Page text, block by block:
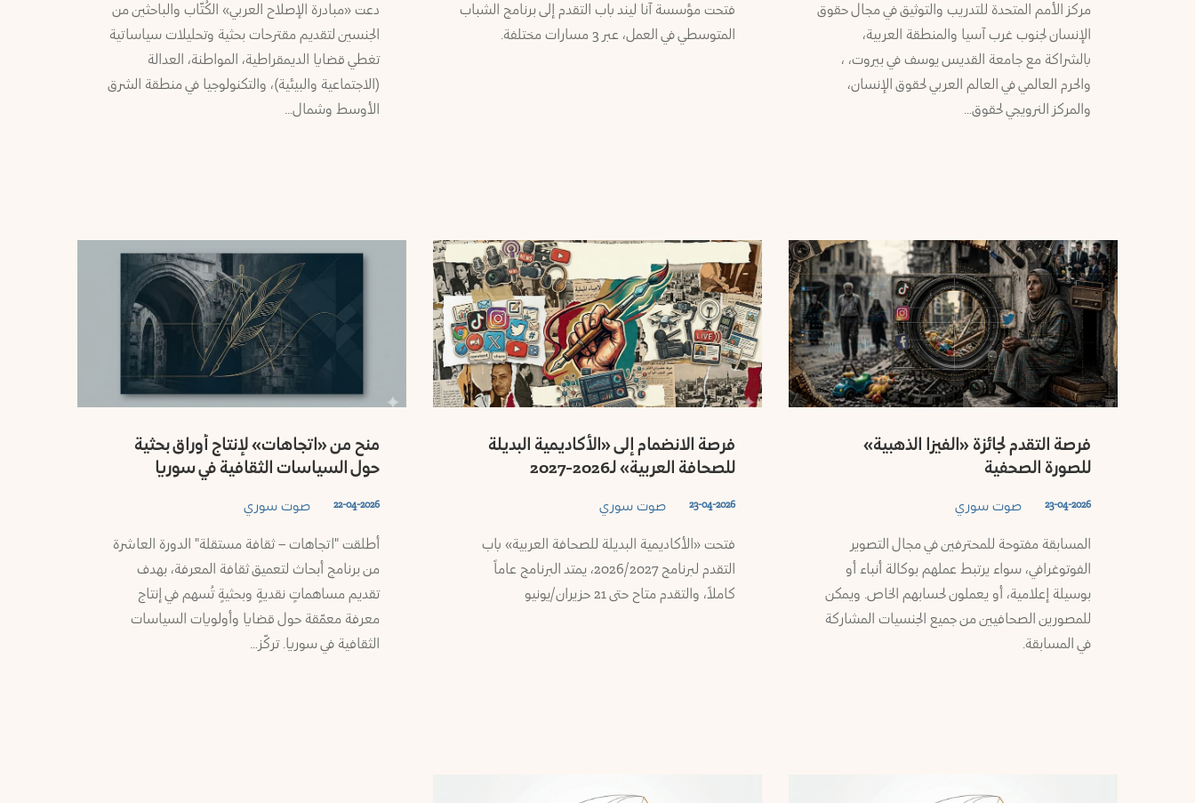
مركز الأمم المتحدة للتدريب والتوثيق في مجال حقوق
الإنسان لجنوب غرب آسيا والمنطقة العربية،
بالشراكة مع جامعة القديس يوسف في بيروت، ،
والحرم العالمي في العالم العربي لحقوق الإنسان،
والمركز النرويجي لحقوق…
فتحت مؤسسة آنا ليند باب التقدم إلى برنامج الشباب
المتوسطي في العمل، عبر 3 مسارات مختلفة.
دعت «مبادرة الإصلاح العربي» الكُتّاب والباحثين من
الجنسين لتقديم مقترحات بحثية وتحليلات سياساتية
تغطي قضايا الديمقراطية، المواطنة، العدالة
(الاجتماعية والبيئية)، والتكنولوجيا في منطقة الشرق
الأوسط وشمال…
فرصة التقدم لجائزة «الفيزا الذهبية»
للصورة الصحفية
صوت سوري 23-04-2026
المسابقة مفتوحة للمحترفين في مجال التصوير
الفوتوغرافي، سواء يرتبط عملهم بوكالة أنباء أو
بوسيلة إعلامية، أو يعملون لحسابهم الخاص. ويمكن
للمصورين الصحافيين من جميع الجنسيات المشاركة
في المسابقة.
فرصة الانضمام إلى «الأكاديمية البديلة
للصحافة العربية» لـ2026-2027
صوت سوري 23-04-2026
فتحت «الأكاديمية البديلة للصحافة العربية» باب
التقدم لبرنامج 2026/2027، يمتد البرنامج عاماً
كاملاً، والتقدم متاح حتى 21 حزيران/يونيو
منح من «اتجاهات» لإنتاج أوراق بحثية
حول السياسات الثقافية في سوريا
صوت سوري 22-04-2026
أطلقت "اتجاهات – ثقافة مستقلة" الدورة العاشرة
من برنامج أبحاث لتعميق ثقافة المعرفة، بهدف
تقديم مساهماتٍ نقديةٍ وبحثيةٍ تُسهم في إنتاج
معرفة معمّقة حول قضايا وأولويات السياسات
الثقافية في سوريا. تركّز…